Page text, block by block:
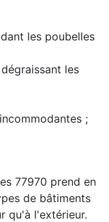
les poubelles
les
;
77970 prend en
de bâtiments
qu'à l'extérieur.